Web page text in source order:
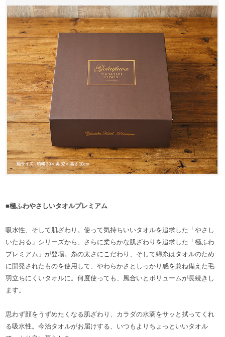
■極ふわやさしいタオルプレミアム
吸水性、そして肌ざわり。使って気持ちいいタオルを追求した「やさし
いたおる」シリーズから、さらに柔らかな肌ざわりを追求した「極ふわ
プレミアム」が登場。糸の太さにこだわり、そして綿糸はタオルのため
に開発されたものを使用して、やわらかさとしっかり感を兼ね備えた毛
羽立ちにくいタオルに。何度使っても、風合いとボリュームが長続きし
ます。
思わず顔をうずめたくなる肌ざわり、カラダの水滴をサッと拭ってくれ
る吸水性。今治タオルがお届けする、いつもよりちょっといいタオル